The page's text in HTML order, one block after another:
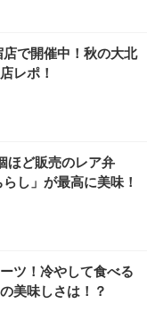
店で開催中！秋の大北
レポ！
ほど販売のレア弁
し」が最高に美味！
ツ！冷やして食べる
美味しさは！？